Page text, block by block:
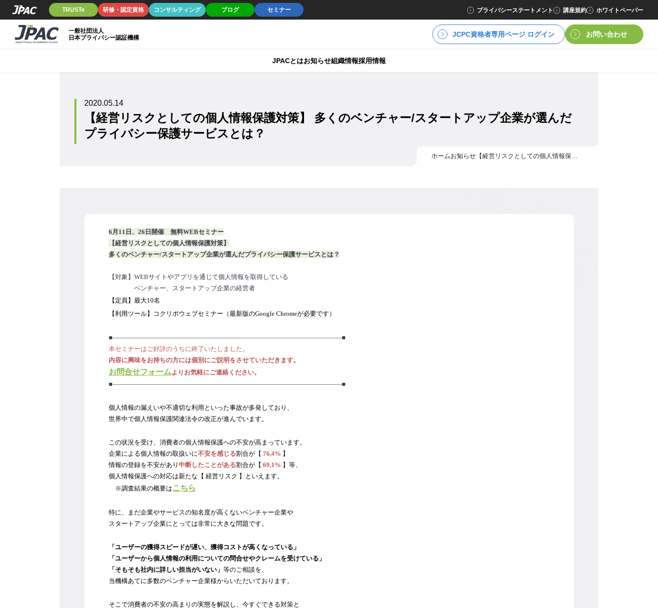
TRUSTe 研修・認定資格 コンサルティング ブログ セミナー プライバシーステートメント 講座規約 ホワイトペーパー
一般社団法人
日本プライバシー認証機構
JCPC資格者専用ページ ログイン お問い合わせ
JPACとはお知らせ組織情報採用情報
2020.05.14
【経営リスクとしての個人情報保護対策】 多くのベンチャー/スタートアップ企業が選んだ
プライバシー保護サービスとは？
ホームお知らせ 【経営リスクとしての個人情報保護対策】 多くのベンチャー/スタートアップ企業が選んだプライバシー保護サービスとは？
6月11日、26日開催　無料WEBセミナー
【経営リスクとしての個人情報保護対策】
多くのベンチャー/スタートアップ企業が選んだプライバシー保護サービスとは？
【対象】WEBサイトやアプリを通じて個人情報を取得している
ベンチャー、スタートアップ企業の経営者
【定員】最大10名
【利用ツール】コクリポウェブセミナー（最新版のGoogle Chromeが必要です）
■――――――――――――――――――――――――――――――――――――■
本セミナーはご好評のうちに終了いたしました。
内容に興味をお持ちの方には個別にご説明をさせていただきます。
お問合せフォーム よりお気軽にご連絡ください。
■――――――――――――――――――――――――――――――――――――■
個人情報の漏えいや不適切な利用といった事故が多発しており、
世界中で個人情報保護関連法令の改正が進んでいます。
この状況を受け、消費者の個人情報保護への不安が高まっています。
企業による個人情報の取扱いに不安を感じる割合が【 76,4% 】
情報の登録を不安があり 中断したことがある割合が【 69,1% 】等、
個人情報保護への対応は新たな【 経営リスク 】といえます。
※調査結果の概要は こちら
特に、まだ企業やサービスの知名度が高くないベンチャー企業や
スタートアップ企業にとっては非常に大きな問題です。
「ユーザーの獲得スピードが遅い、獲得コストが高くなっている」
「ユーザーから個人情報の利用についての問合せやクレームを受けている」
「そもそも社内に詳しい担当がいない」 等のご相談を、
当機構あてに多数のベンチャー企業様からいただいております。
そこで消費者の不安の高まりの実態を解説し、今すぐできる対策と